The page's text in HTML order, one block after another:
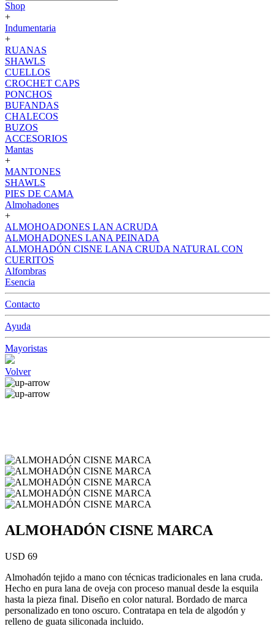
Shop
+
Indumentaria
+
RUANAS
SHAWLS
CUELLOS
CROCHET CAPS
PONCHOS
BUFANDAS
CHALECOS
BUZOS
ACCESORIOS
Mantas
+
MANTONES
SHAWLS
PIES DE CAMA
Almohadones
+
ALMOHOADONES LAN ACRUDA
ALMOHADONES LANA PEINADA
ALMOHADÓN CISNE LANA CRUDA NATURAL CON
CUERITOS
Alfombras
Esencia
Contacto
Ayuda
Mayoristas
Volver
ALMOHADÓN CISNE MARCA
USD 69
Almohadón tejido a mano con técnicas tradicionales en lana cruda.
Hecho en pura lana de oveja con proceso manual desde la esquila
hasta la pieza final. Diseño en color natural. Bordado de marca
personalizado en tono oscuro. Contratapa en tela de algodón y
relleno de guata siliconada incluido.